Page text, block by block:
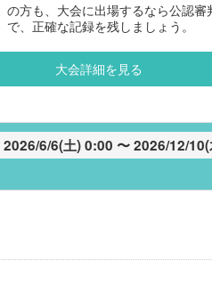
の方も、大会に出場するなら公認
、正確な記録を残しましょう。
大会詳細を見る
2026/6/6(土) 0:00 2026/12/